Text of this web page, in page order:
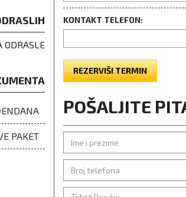
ODRASLE
PAKET
KONTAKT TELEFON:
REZERVIŠI TERMIN
POŠALJITE